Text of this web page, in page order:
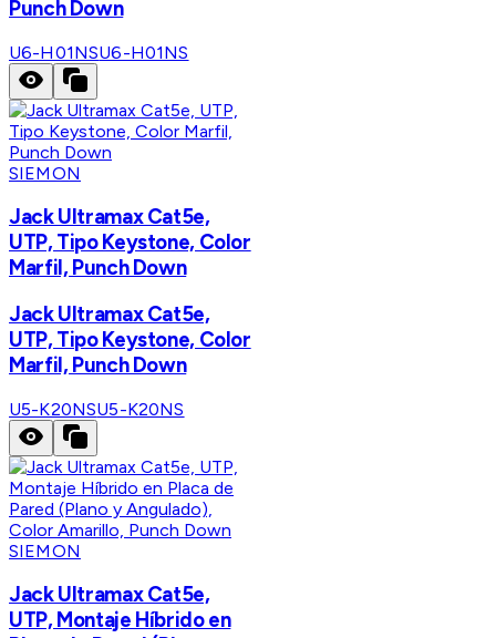
Punch Down
U6-H01NSU6-H01NS
SIEMON
Jack Ultramax Cat5e,
UTP, Tipo Keystone, Color
Marfil, Punch Down
Jack Ultramax Cat5e,
UTP, Tipo Keystone, Color
Marfil, Punch Down
U5-K20NSU5-K20NS
SIEMON
Jack Ultramax Cat5e,
UTP, Montaje Híbrido en